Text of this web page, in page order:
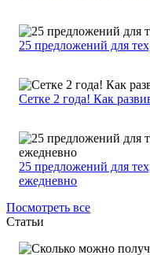
25 предложений для
Сетке 2 года! Как
25 предложений для
ежедневно
Посмотреть все
Статьи